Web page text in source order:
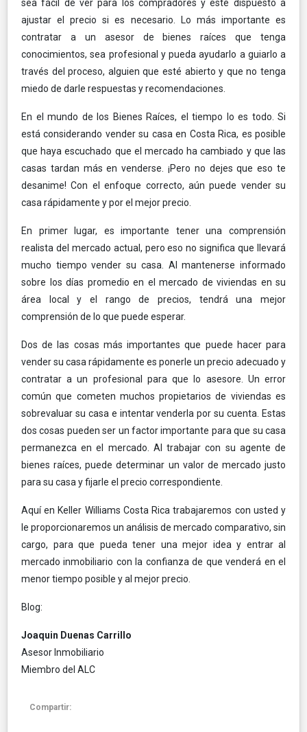
sea fácil de ver para los compradores y esté dispuesto a
ajustar el precio si es necesario. Lo más importante es
contratar a un asesor de bienes raíces que tenga
conocimientos, sea profesional y pueda ayudarlo a guiarlo a
través del proceso, alguien que esté abierto y que no tenga
miedo de darle respuestas y recomendaciones.
En el mundo de los Bienes Raíces, el tiempo lo es todo. Si
está considerando vender su casa en Costa Rica, es posible
que haya escuchado que el mercado ha cambiado y que las
casas tardan más en venderse. ¡Pero no dejes que eso te
desanime! Con el enfoque correcto, aún puede vender su
casa rápidamente y por el mejor precio.
En primer lugar, es importante tener una comprensión
realista del mercado actual, pero eso no significa que llevará
mucho tiempo vender su casa. Al mantenerse informado
sobre los días promedio en el mercado de viviendas en su
área local y el rango de precios, tendrá una mejor
comprensión de lo que puede esperar.
Dos de las cosas más importantes que puede hacer para
vender su casa rápidamente es ponerle un precio adecuado y
contratar a un profesional para que lo asesore. Un error
común que cometen muchos propietarios de viviendas es
sobrevaluar su casa e intentar venderla por su cuenta. Estas
dos cosas pueden ser un factor importante para que su casa
permanezca en el mercado. Al trabajar con su agente de
bienes raíces, puede determinar un valor de mercado justo
para su casa y fijarle el precio correspondiente.
Aquí en Keller Williams Costa Rica trabajaremos con usted y
le proporcionaremos un análisis de mercado comparativo, sin
cargo, para que pueda tener una mejor idea y entrar al
mercado inmobiliario con la confianza de que venderá en el
menor tiempo posible y al mejor precio.
Blog:
Joaquin Duenas Carrillo
Asesor Inmobiliario
Miembro del ALC
Compartir: